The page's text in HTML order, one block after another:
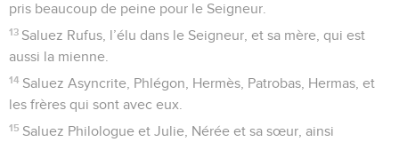
pris beaucoup de peine pour le Seigneur.
13 Saluez Rufus, l’élu dans le Seigneur, et sa mère, qui est
aussi la mienne.
14 Saluez Asyncrite, Phlégon, Hermès, Patrobas, Hermas, et
les frères qui sont avec eux.
15 Saluez Philologue et Julie, Nérée et sa sœur, ainsi